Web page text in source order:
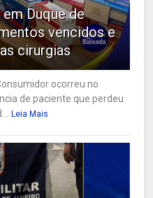
Duque de
vencidos e
cirurgias
ocorreu no
de paciente que perdeu
Leia Mais